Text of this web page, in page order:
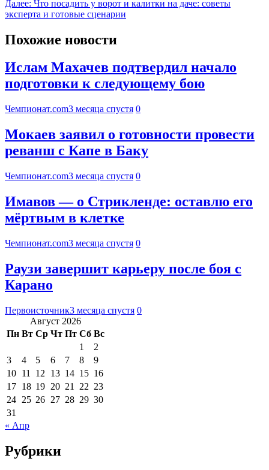
Далее: Что посадить у ворот и калитки на даче: советы
эксперта и готовые сценарии
Похожие новости
Ислам Махачев подтвердил начало
подготовки к следующему бою
Чемпионат.com3 месяца спустя 0
Мокаев заявил о готовности провести
реванш с Капе в Баку
Чемпионат.com3 месяца спустя 0
Имавов — о Стрикленде: оставлю его
мёртвым в клетке
Чемпионат.com3 месяца спустя 0
Раузи завершит карьеру после боя с
Карано
Первоисточник3 месяца спустя 0
Август 2026
Пн Вт Ср Чт Пт Сб Вс
1
2
3
4 5 6 7 8
9
10 11 12 13 14 15 16
17 18 19 20 21 22 23
24 25 26 27 28 29 30
31
« Апр
Рубрики